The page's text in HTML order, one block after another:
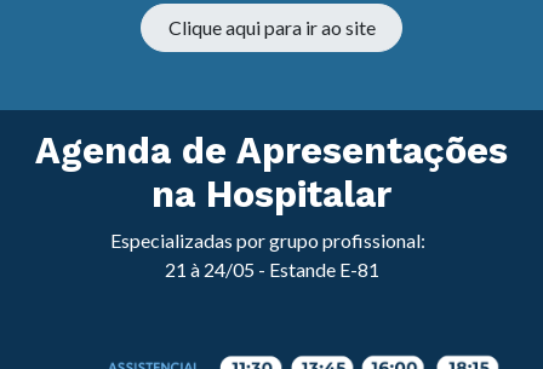
Clique aqui para ir ao site
Agenda de Apresentações
na Hospitalar
Especializadas por grupo profissional:
21 à 24/05 - Estande E-81